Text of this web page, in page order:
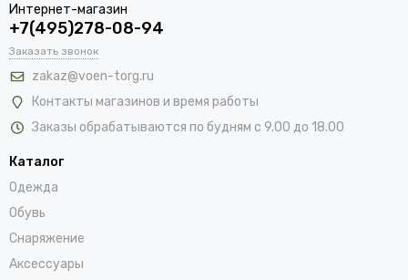
Интернет-магазин
+7(495)278-08-94
Заказать звонок
zakaz@voen-torg.ru
Контакты магазинов и время работы
Заказы обрабатываются по будням с 9.00 до 18.00
Каталог
Одежда
Обувь
Снаряжение
Аксессуары